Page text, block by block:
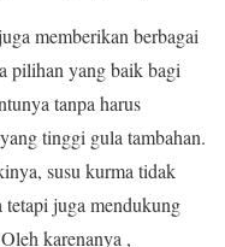
memberikan berbagai
pilihan yang baik bagi
tanpa harus
tinggi gula tambahan.
susu kurma tidak
tetapi juga mendukung
karenanya ,